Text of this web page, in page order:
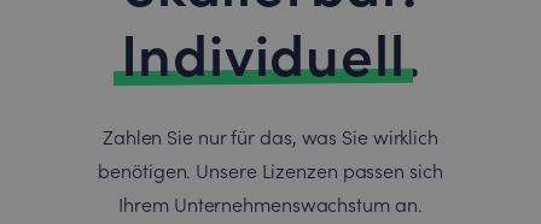
Individuell.
Zahlen Sie nur für das, was Sie wirklich
benötigen. Unsere Lizenzen passen sich
Ihrem Unternehmenswachstum an.